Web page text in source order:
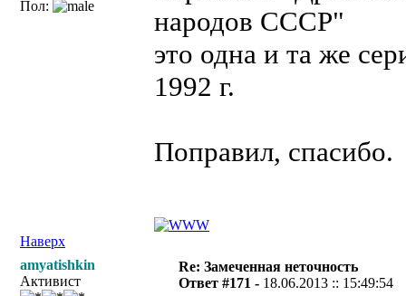
Пол:
народов СССР"
это одна и та же
1992 г.
Поправил, спасибо.
Наверх
amyatishkin
Активист
Re: Замеченная неточность
Ответ #171 - 18.06.2013 :: 15:49:54